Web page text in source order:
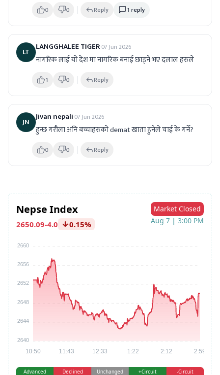
0 0 Reply 1 reply
LT LANGGHALEE TIGER·07 Jun 2026
नागरिक लाई यो देश मा नागरिक बनाई छाड्ने भए दलाल हरुले
1 0 Reply
JN Jivan nepali·07 Jun 2026
हुन्छ गरौला अनि बच्चाहरुको demat खाता हुनेले चाई के गर्ने?
0 0 Reply